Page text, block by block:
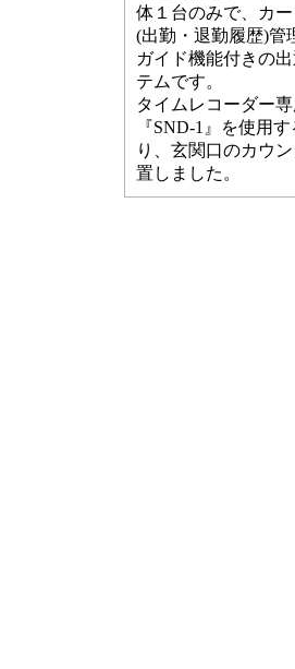
体１台のみで、カ
(出勤・退勤履歴)管
ガイド機能付きの
テムです。
タイムレコーダー
『SND-1』を使用
り、玄関口のカウ
置しました。